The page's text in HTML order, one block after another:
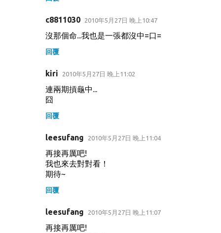
c8811030 2010年5月27日 晚上10:47
沒那個命...我也是一張都沒中=口=
回覆
kiri 2010年5月27日 晚上11:02
連兩期摃龜中...
囧
回覆
leesufang 2010年5月27日 晚上11:04
再接再厲吧!
我也來去對對看！
期待~
回覆
leesufang 2010年5月27日 晚上11:07
再接再厲吧!